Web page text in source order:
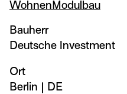
WohnenModulbau
Bauherr
Deutsche Investment
Ort
Berlin | DE